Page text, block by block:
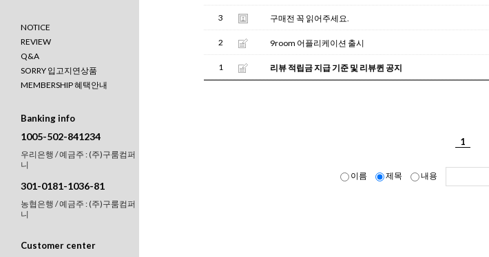
NOTICE
REVIEW
Q&A
SORRY 입고지연상품
MEMBERSHIP 혜택안내
Banking info
1005-502-841234
우리은행 / 예금주 : (주)구룸컴퍼
니
301-0181-1036-81
농협은행 / 예금주 : (주)구룸컴퍼
니
Customer center
3 구매전 꼭 읽어주세요.
2 9room 어플리케이션 출시
1 리뷰 적립금 지급 기준 및 리뷰퀸 공지
1
이름 제목 내용